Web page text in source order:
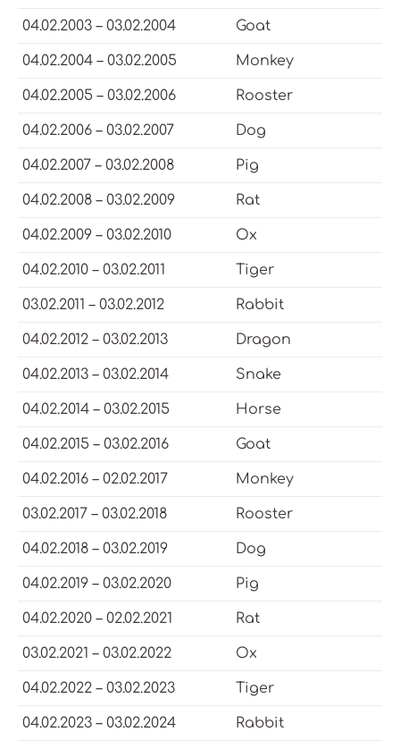
04.02.2003 – 03.02.2004 Goat
04.02.2004 – 03.02.2005 Monkey
04.02.2005 – 03.02.2006 Rooster
04.02.2006 – 03.02.2007 Dog
04.02.2007 – 03.02.2008 Pig
04.02.2008 – 03.02.2009 Rat
04.02.2009 – 03.02.2010 Ox
04.02.2010 – 03.02.2011 Tiger
03.02.2011 – 03.02.2012 Rabbit
04.02.2012 – 03.02.2013 Dragon
04.02.2013 – 03.02.2014 Snake
04.02.2014 – 03.02.2015 Horse
04.02.2015 – 03.02.2016 Goat
04.02.2016 – 02.02.2017 Monkey
03.02.2017 – 03.02.2018 Rooster
04.02.2018 – 03.02.2019 Dog
04.02.2019 – 03.02.2020 Pig
04.02.2020 – 02.02.2021 Rat
03.02.2021 – 03.02.2022 Ox
04.02.2022 – 03.02.2023 Tiger
04.02.2023 – 03.02.2024 Rabbit